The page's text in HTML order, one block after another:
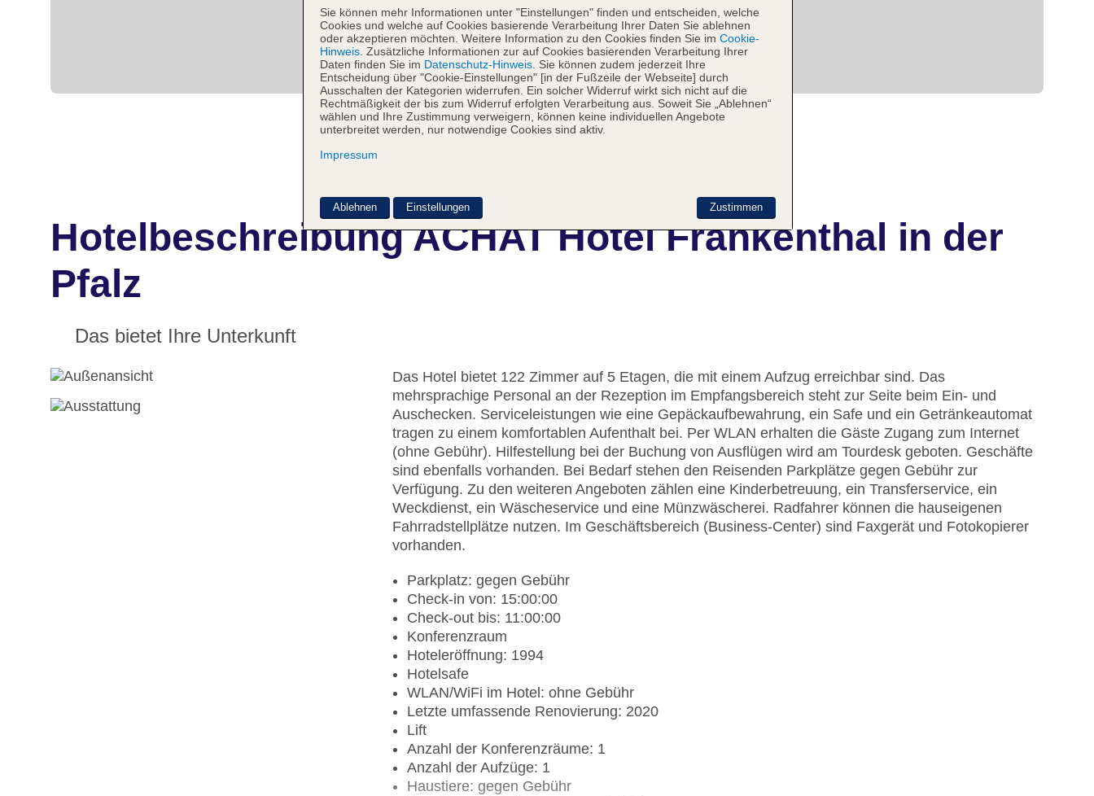
Hotelbeschreibung ACHAT Hotel Frankenthal in der
Pfalz
Das bietet Ihre Unterkunft
Das Hotel bietet 122 Zimmer auf 5 Etagen, die mit einem Aufzug erreichbar sind. Das
mehrsprachige Personal an der Rezeption im Empfangsbereich steht zur Seite beim Ein- und
Auschecken. Serviceleistungen wie eine Gepäckaufbewahrung, ein Safe und ein Getränkeautomat
tragen zu einem komfortablen Aufenthalt bei. Per WLAN erhalten die Gäste Zugang zum Internet
(ohne Gebühr). Hilfestellung bei der Buchung von Ausflügen wird am Tourdesk geboten. Geschäfte
sind ebenfalls vorhanden. Bei Bedarf stehen den Reisenden Parkplätze gegen Gebühr zur
Verfügung. Zu den weiteren Angeboten zählen eine Kinderbetreuung, ein Transferservice, ein
Weckdienst, ein Wäscheservice und eine Münzwäscherei. Radfahrer können die hauseigenen
Fahrradstellplätze nutzen. Im Geschäftsbereich (Business-Center) sind Faxgerät und Fotokopierer
vorhanden.
Parkplatz: gegen Gebühr
Check-in von: 15:00:00
Check-out bis: 11:00:00
Konferenzraum
Hoteleröffnung: 1994
Hotelsafe
WLAN/WiFi im Hotel: ohne Gebühr
Letzte umfassende Renovierung: 2020
Lift
Anzahl der Konferenzräume: 1
Anzahl der Aufzüge: 1
Haustiere: gegen Gebühr
Sie können mehr Informationen unter "Einstellungen" finden und entscheiden, welche
Cookies und welche auf Cookies basierende Verarbeitung Ihrer Daten Sie ablehnen
oder akzeptieren möchten. Weitere Information zu den Cookies finden Sie im Cookie-
Hinweis . Zusätzliche Informationen zur auf Cookies basierenden Verarbeitung Ihrer
Daten finden Sie im Datenschutz-Hinweis . Sie können zudem jederzeit Ihre
Entscheidung über "Cookie-Einstellungen" [in der Fußzeile der Webseite] durch
Ausschalten der Kategorien widerrufen. Ein solcher Widerruf wirkt sich nicht auf die
Rechtmäßigkeit der bis zum Widerruf erfolgten Verarbeitung aus. Soweit Sie „Ablehnen“
wählen und Ihre Zustimmung verweigern, können keine individuellen Angebote
unterbreitet werden, nur notwendige Cookies sind aktiv.
Impressum
Zustimmen
Ablehnen Einstellungen